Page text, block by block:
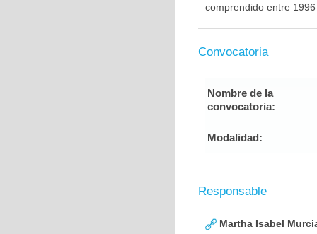
comprendido entre
Convocatoria
Nombre de la
convocatoria:
Modalidad:
Responsable
Martha Isabel